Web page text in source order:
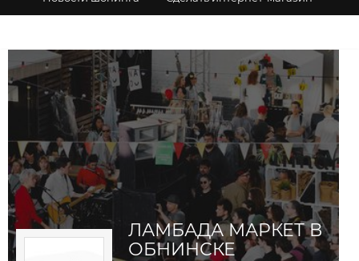
ЛАМБАДА МАРКЕТ В
ОБНИНСКЕ